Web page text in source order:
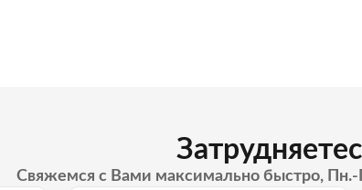
Свяжемся с Вами максимально быстро, Пн.-